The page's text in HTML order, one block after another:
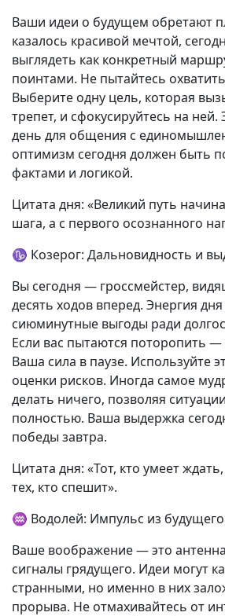
Ваши идеи о будущем обретают
казалось красивой мечтой,
выглядеть как конкретный
поинтами. Не пытайтесь охватить
Выберите одну цель, которая
трепет, и сфокусируйтесь на
день для общения с
оптимизм сегодня должен быть
фактами и логикой.
Цитата дня: «Великий путь
шага, а с первого осознанного
♑ Козерог: Дальновидность и
Вы сегодня — гроссмейстер,
десять ходов вперед. Энергия
сиюминутные выгоды ради
Если вас пытаются поторопить —
Ваша сила в паузе. Используйте
оценки рисков. Иногда самое
делать ничего, позволяя
полностью. Ваша выдержка
победы завтра.
Цитата дня: «Тот, кто умеет
тех, кто спешит».
♒ Водолей: Импульс из будущего
Ваше воображение — это
сигналы грядущего. Идеи могут
странными, но именно в них
прорыва. Не отмахивайтесь от